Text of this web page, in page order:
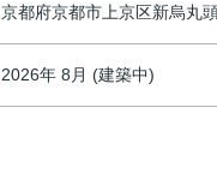
京都府京都市上京区新烏丸
2026年 8月 (建築中)